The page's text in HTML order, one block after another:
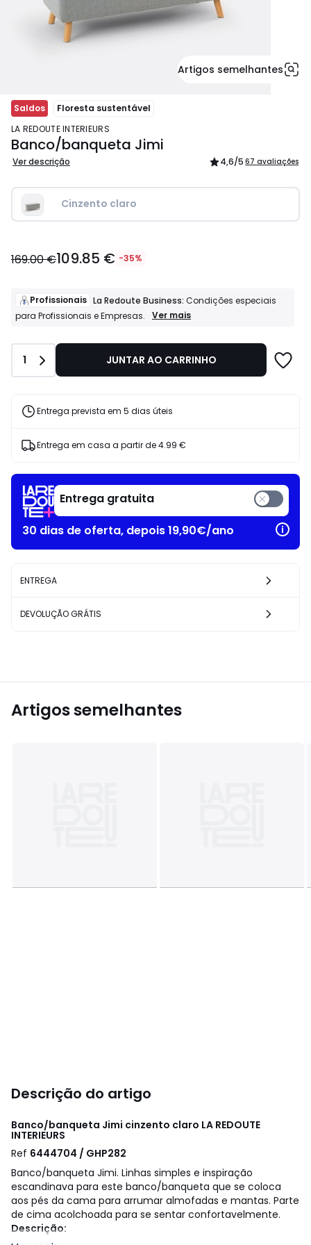
Artigos semelhantes
Saldos
Floresta sustentável
LA REDOUTE INTERIEURS
Banco/banqueta Jimi
Ver descrição 4,6/5 67 avaliações
Cinzento claro
€
de
169.00
35%
desconto
169.00 €109.85 € -35%
Profissionais La Redoute Business: Condições especiais
para Profissionais e Empresas.
Profissionais
Condições
e
Ver mais
Quantidade
1 JUNTAR AO CARRINHO
Entrega prevista em 5 dias úteis
Entrega em casa a partir de4.99 €
Entrega gratuita
30 dias de oferta, depois 19,90€/ano
ENTREGA
DEVOLUÇÃO GRÁTIS
Artigos semelhantes
Descrição do artigo
Banco/banqueta Jimi cinzento claro LA REDOUTE
INTERIEURS
Ref 6444704 / GHP282
Banco/banqueta Jimi. Linhas simples e inspiração
escandinava para este banco/banqueta que se coloca
aos pés da cama para arrumar almofadas e mantas. Parte
de cima acolchoada para se sentar confortavelmente.
Descrição:
• Estrutura em multilaminado e pinho.